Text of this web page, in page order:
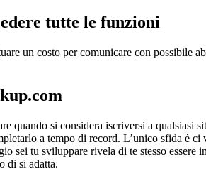
tutte le funzioni
un costo per comunicare con possibile
quando si considera iscriversi a
a tempo di record. L’unico sfida è
sei tu sviluppare rivela di te stesso
di si adatta.